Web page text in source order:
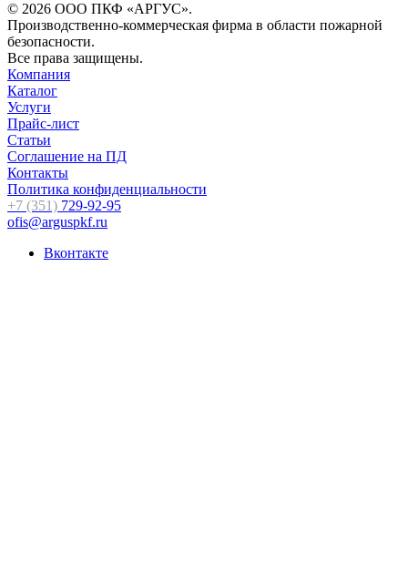
© 2026 ООО ПКФ «АРГУС».
Производственно-коммерческая фирма в области пожарной
безопасности.
Все права защищены.
Компания
Каталог
Услуги
Прайс-лист
Статьи
Соглашение на ПД
Контакты
Политика конфиденциальности
+7 (351) 729-92-95
ofis@arguspkf.ru
Вконтакте